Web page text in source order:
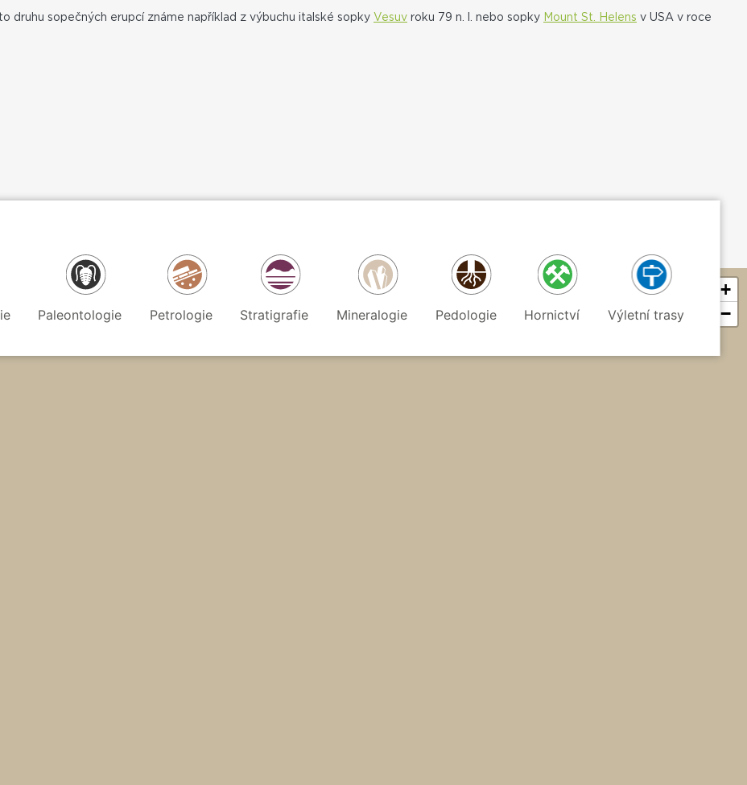
druhu sopečných erupcí známe například z výbuchu italské sopky Vesuv roku 79 n. l. nebo sopky Mount St. Helens v USA v roce
Paleontologie Petrologie Stratigrafie Mineralogie Pedologie Hornictví Výletní trasy
+
−